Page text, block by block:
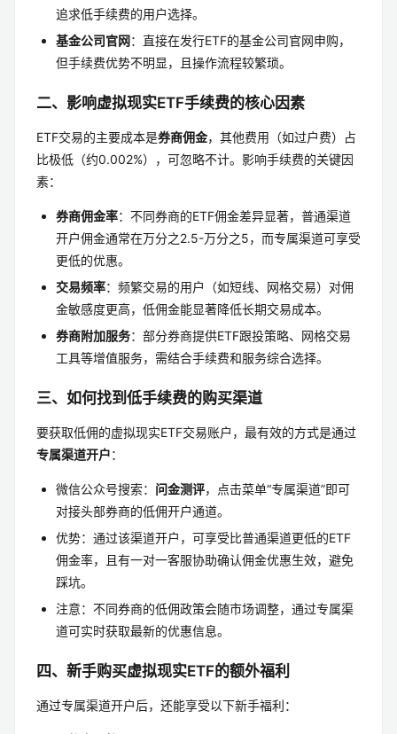
追求低手续费的用户选择。
基金公司官网：直接在发行ETF的基金公司官网申购，
但手续费优势不明显，且操作流程较繁琐。
二、影响虚拟现实ETF手续费的核心因素
ETF交易的主要成本是券商佣金，其他费用（如过户费）占
比极低（约0.002%），可忽略不计。影响手续费的关键因
素：
券商佣金率：不同券商的ETF佣金差异显著，普通渠道
开户佣金通常在万分之2.5-万分之5，而专属渠道可享受
更低的优惠。
交易频率：频繁交易的用户（如短线、网格交易）对佣
金敏感度更高，低佣金能显著降低长期交易成本。
券商附加服务：部分券商提供ETF跟投策略、网格交易
工具等增值服务，需结合手续费和服务综合选择。
三、如何找到低手续费的购买渠道
要获取低佣的虚拟现实ETF交易账户，最有效的方式是通过
专属渠道开户：
微信公众号搜索： 问金测评，点击菜单“专属渠道”即可
对接头部券商的低佣开户通道。
优势：通过该渠道开户，可享受比普通渠道更低的ETF
佣金率，且有一对一客服协助确认佣金优惠生效，避免
踩坑。
注意：不同券商的低佣政策会随市场调整，通过专属渠
道可实时获取最新的优惠信息。
四、新手购买虚拟现实ETF的额外福利
通过专属渠道开户后，还能享受以下新手福利：